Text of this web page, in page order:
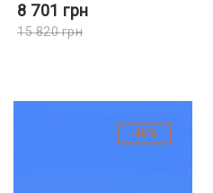
8 701 грн
15 820грн
45%